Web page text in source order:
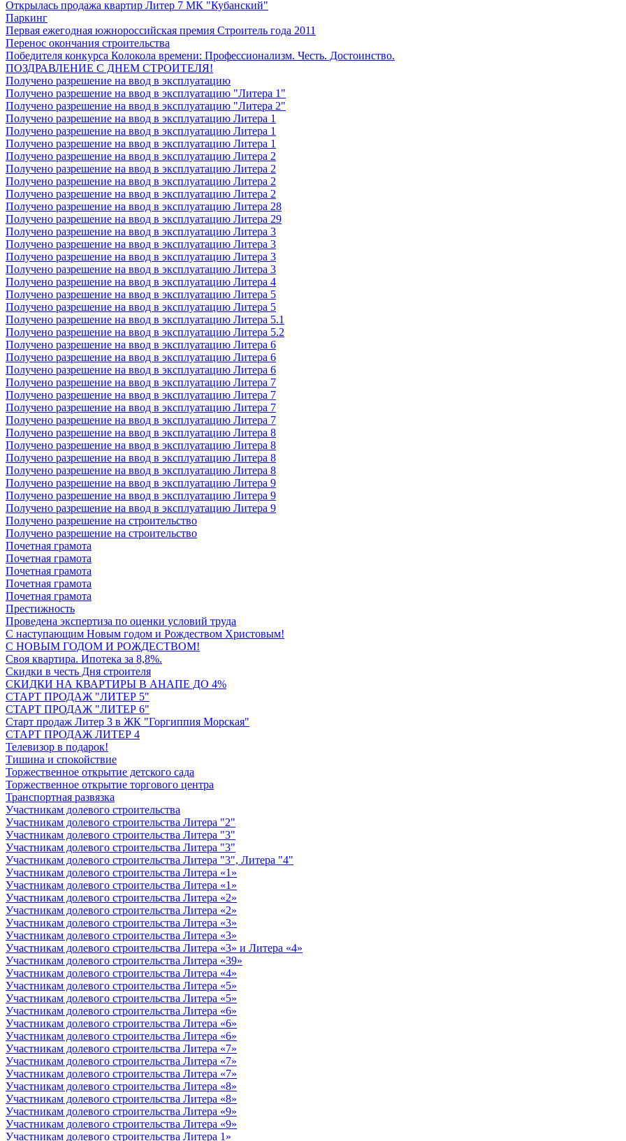
Открылась продажа квартир Литер 7 МК "Кубанский"
Паркинг
Первая ежегодная южнороссийская премия Строитель года 2011
Перенос окончания строительства
Победителя конкурса Колокола времени: Профессионализм. Честь. Достоинство.
ПОЗДРАВЛЕНИЕ С ДНЕМ СТРОИТЕЛЯ!
Получено разрешение на ввод в эксплуатацию
Получено разрешение на ввод в эксплуатацию "Литера 1"
Получено разрешение на ввод в эксплуатацию "Литера 2"
Получено разрешение на ввод в эксплуатацию Литера 1
Получено разрешение на ввод в эксплуатацию Литера 1
Получено разрешение на ввод в эксплуатацию Литера 1
Получено разрешение на ввод в эксплуатацию Литера 2
Получено разрешение на ввод в эксплуатацию Литера 2
Получено разрешение на ввод в эксплуатацию Литера 2
Получено разрешение на ввод в эксплуатацию Литера 2
Получено разрешение на ввод в эксплуатацию Литера 28
Получено разрешение на ввод в эксплуатацию Литера 29
Получено разрешение на ввод в эксплуатацию Литера 3
Получено разрешение на ввод в эксплуатацию Литера 3
Получено разрешение на ввод в эксплуатацию Литера 3
Получено разрешение на ввод в эксплуатацию Литера 3
Получено разрешение на ввод в эксплуатацию Литера 4
Получено разрешение на ввод в эксплуатацию Литера 5
Получено разрешение на ввод в эксплуатацию Литера 5
Получено разрешение на ввод в эксплуатацию Литера 5.1
Получено разрешение на ввод в эксплуатацию Литера 5.2
Получено разрешение на ввод в эксплуатацию Литера 6
Получено разрешение на ввод в эксплуатацию Литера 6
Получено разрешение на ввод в эксплуатацию Литера 6
Получено разрешение на ввод в эксплуатацию Литера 7
Получено разрешение на ввод в эксплуатацию Литера 7
Получено разрешение на ввод в эксплуатацию Литера 7
Получено разрешение на ввод в эксплуатацию Литера 7
Получено разрешение на ввод в эксплуатацию Литера 8
Получено разрешение на ввод в эксплуатацию Литера 8
Получено разрешение на ввод в эксплуатацию Литера 8
Получено разрешение на ввод в эксплуатацию Литера 8
Получено разрешение на ввод в эксплуатацию Литера 9
Получено разрешение на ввод в эксплуатацию Литера 9
Получено разрешение на ввод в эксплуатацию Литера 9
Получено разрешение на строительство
Получено разрешение на строительство
Почетная грамота
Почетная грамота
Почетная грамота
Почетная грамота
Почетная грамота
Престижность
Проведена экспертиза по оценки условий труда
С наступающим Новым годом и Рождеством Христовым!
С НОВЫМ ГОДОМ И РОЖДЕСТВОМ!
Своя квартира. Ипотека за 8,8%.
Скидки в честь Дня строителя
СКИДКИ НА КВАРТИРЫ В АНАПЕ ДО 4%
СТАРТ ПРОДАЖ "ЛИТЕР 5"
СТАРТ ПРОДАЖ "ЛИТЕР 6"
Старт продаж Литер 3 в ЖК "Горгиппия Морская"
СТАРТ ПРОДАЖ ЛИТЕР 4
Телевизор в подарок!
Тишина и спокойствие
Торжественное открытие детского сада
Торжественное открытие торгового центра
Транспортная развязка
Участникам долевого строительства
Участникам долевого строительства Литера "2"
Участникам долевого строительства Литера "3"
Участникам долевого строительства Литера "3"
Участникам долевого строительства Литера "3", Литера "4"
Участникам долевого строительства Литера «1»
Участникам долевого строительства Литера «1»
Участникам долевого строительства Литера «2»
Участникам долевого строительства Литера «2»
Участникам долевого строительства Литера «3»
Участникам долевого строительства Литера «3»
Участникам долевого строительства Литера «3» и Литера «4»
Участникам долевого строительства Литера «39»
Участникам долевого строительства Литера «4»
Участникам долевого строительства Литера «5»
Участникам долевого строительства Литера «5»
Участникам долевого строительства Литера «6»
Участникам долевого строительства Литера «6»
Участникам долевого строительства Литера «6»
Участникам долевого строительства Литера «7»
Участникам долевого строительства Литера «7»
Участникам долевого строительства Литера «7»
Участникам долевого строительства Литера «8»
Участникам долевого строительства Литера «8»
Участникам долевого строительства Литера «9»
Участникам долевого строительства Литера «9»
Участникам долевого строительства Литера 1»